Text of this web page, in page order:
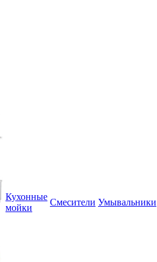
Кухонные
мойки
Смесители Умывальники